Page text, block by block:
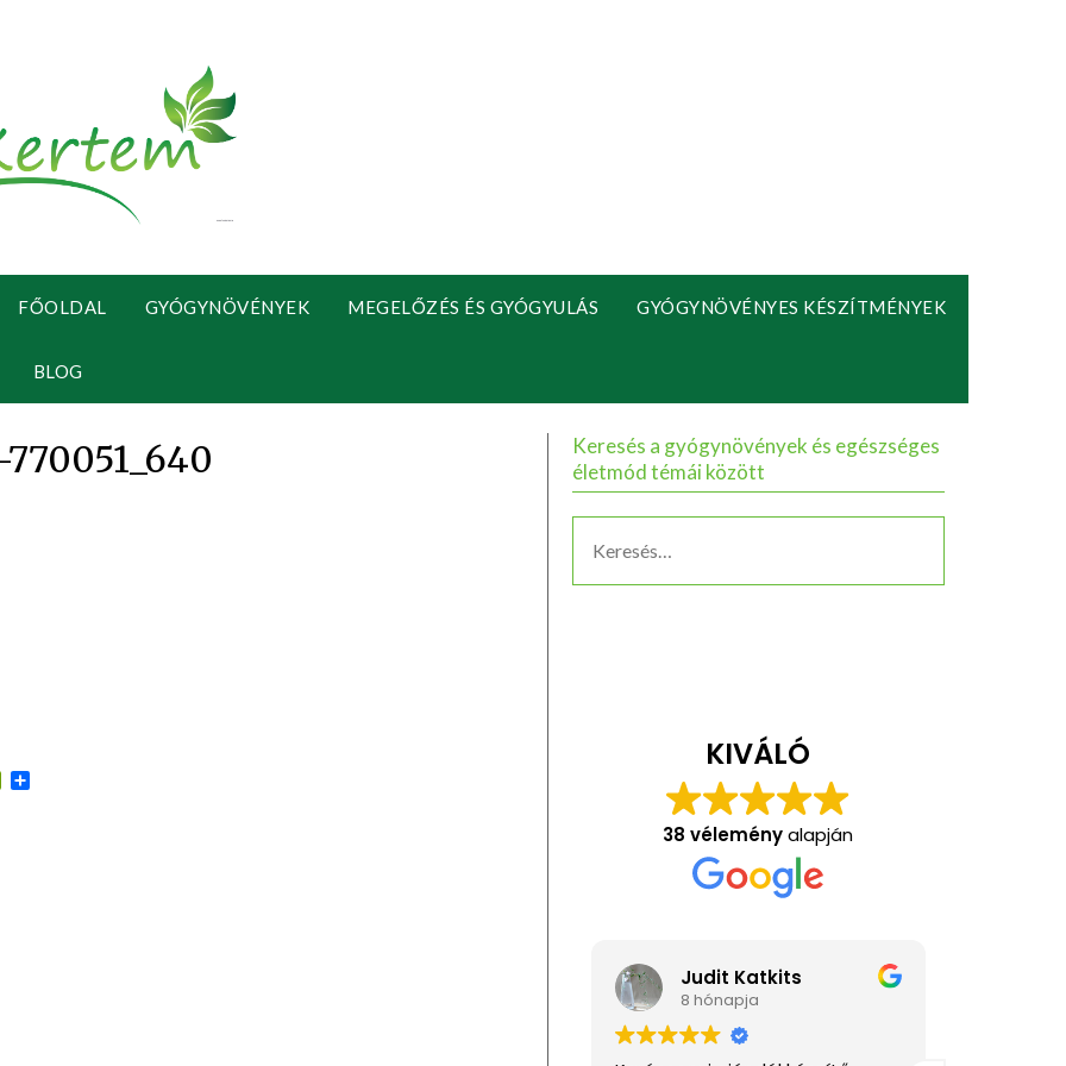
FŐOLDAL GYÓGYNÖVÉNYEK MEGELŐZÉS ÉS GYÓGYULÁS GYÓGYNÖVÉNYES KÉSZÍTMÉNYEK
BLOG
PrintFriendly
Keresés a gyógynövények és egészséges
életmód témái között
KIVÁLÓ
38 véleményalapján
Judit Katkits
8 hónapja